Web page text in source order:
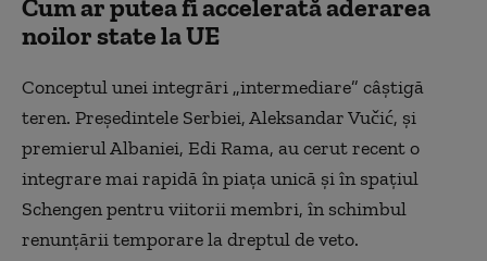
Cum ar putea fi accelerată aderarea
noilor state la UE
Conceptul unei integrări „intermediare” câștigă
teren. Președintele Serbiei, Aleksandar Vučić, și
premierul Albaniei, Edi Rama, au cerut recent o
integrare mai rapidă în piața unică și în spațiul
Schengen pentru viitorii membri, în schimbul
renunțării temporare la dreptul de veto.